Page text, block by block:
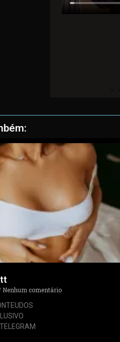
Nenhum comentário